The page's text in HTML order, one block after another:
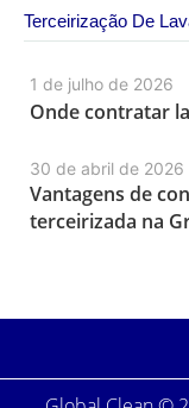
1 de julho de 2026
Onde contratar
30 de abril de 2026
Vantagens de
terceirizada na
Terceirização De